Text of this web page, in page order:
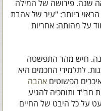
שנה. פירושה של המילה
ביותר: "עיר של אהבת
על מהותה: אחריות
דרכה של חב"ד לפני כ250 שנה. חיש מהר התפשטה
לתלמידי החכמים היא
הפשוטים אהבה
חב"ד ותומכיה להגיע
על כל היבט של החיים